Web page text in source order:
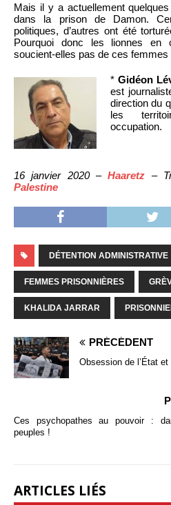
Mais il y a actuellement
dans la prison de Damon.
politiques, d’autres ont été
Pourquoi donc les lionnes en
soucient-elles pas de ces femmes
* Gidéon
est
direction du
les
occupation.
16 janvier 2020 –Haaretz –
Palestine
DÉTENTION ADMINISTRATIVE
FEMMES PRISONNIÈRES
KHALIDA JARRAR
PRÉCÉDENT
Obsession de l’État
Ces psychopathes au pouvoir :
peuples !
ARTICLES LIÉS